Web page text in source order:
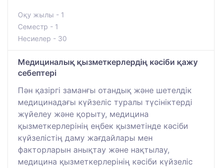
Оқу жылы - 1
Семестр - 1
Несиелер - 30
Медициналық қызметкерлердің кәсіби қажу
себептері
Пән қазіргі заманғы отандық және шетелдік
медицинадағы күйзеліс туралы түсініктерді
жүйелеу және қорыту, медицина
қызметкерлерінің еңбек қызметінде кәсіби
күйзелістің даму жағдайлары мен
факторларын анықтау және нақтылау,
медицина қызметкерлерінің кәсіби күйзеліс